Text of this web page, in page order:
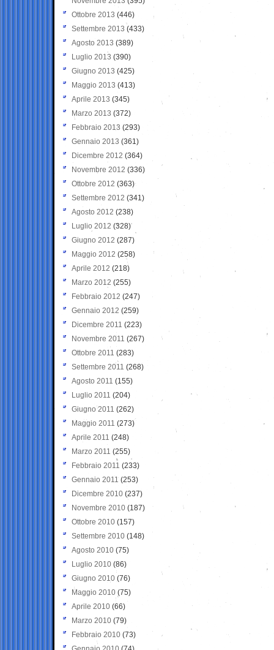
Ottobre 2013 (446)
Settembre 2013 (433)
Agosto 2013 (389)
Luglio 2013 (390)
Giugno 2013 (425)
Maggio 2013 (413)
Aprile 2013 (345)
Marzo 2013 (372)
Febbraio 2013 (293)
Gennaio 2013 (361)
Dicembre 2012 (364)
Novembre 2012 (336)
Ottobre 2012 (363)
Settembre 2012 (341)
Agosto 2012 (238)
Luglio 2012 (328)
Giugno 2012 (287)
Maggio 2012 (258)
Aprile 2012 (218)
Marzo 2012 (255)
Febbraio 2012 (247)
Gennaio 2012 (259)
Dicembre 2011 (223)
Novembre 2011 (267)
Ottobre 2011 (283)
Settembre 2011 (268)
Agosto 2011 (155)
Luglio 2011 (204)
Giugno 2011 (262)
Maggio 2011 (273)
Aprile 2011 (248)
Marzo 2011 (255)
Febbraio 2011 (233)
Gennaio 2011 (253)
Dicembre 2010 (237)
Novembre 2010 (187)
Ottobre 2010 (157)
Settembre 2010 (148)
Agosto 2010 (75)
Luglio 2010 (86)
Giugno 2010 (76)
Maggio 2010 (75)
Aprile 2010 (66)
Marzo 2010 (79)
Febbraio 2010 (73)